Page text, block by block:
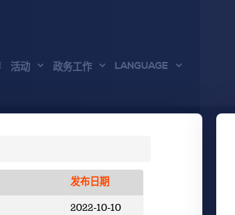
活动 政务工作 LANGUAGE
发布日期
2022-10-10